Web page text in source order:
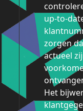
up-to-
zorgen
actueel
Het